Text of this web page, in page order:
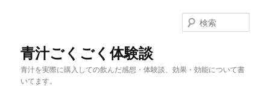
青汁ごくごく体験談
青汁を実際に購入しての飲んだ感想・体験談、効果・効能について書
いてます。
索